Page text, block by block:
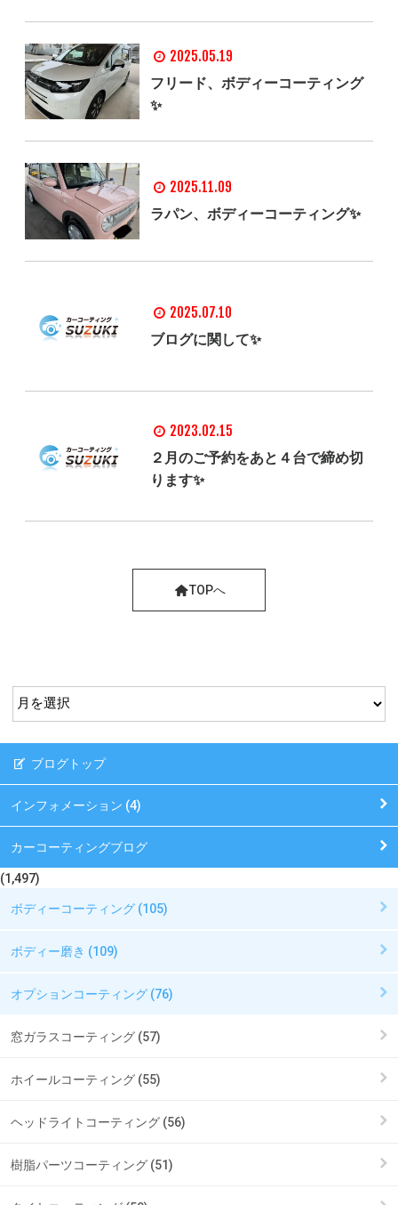
2025.05.19
フリード、ボディーコーティング
✨
2025.11.09
ラパン、ボディーコーティング✨
2025.07.10
ブログに関して✨
2023.02.15
２月のご予約をあと４台で締め切
ります✨
TOPへ
ブログトップ
インフォメーション (4)
カーコーティングブログ
(1,497)
ボディーコーティング (105)
ボディー磨き (109)
オプションコーティング (76)
窓ガラスコーティング (57)
ホイールコーティング (55)
ヘッドライトコーティング (56)
樹脂パーツコーティング (51)